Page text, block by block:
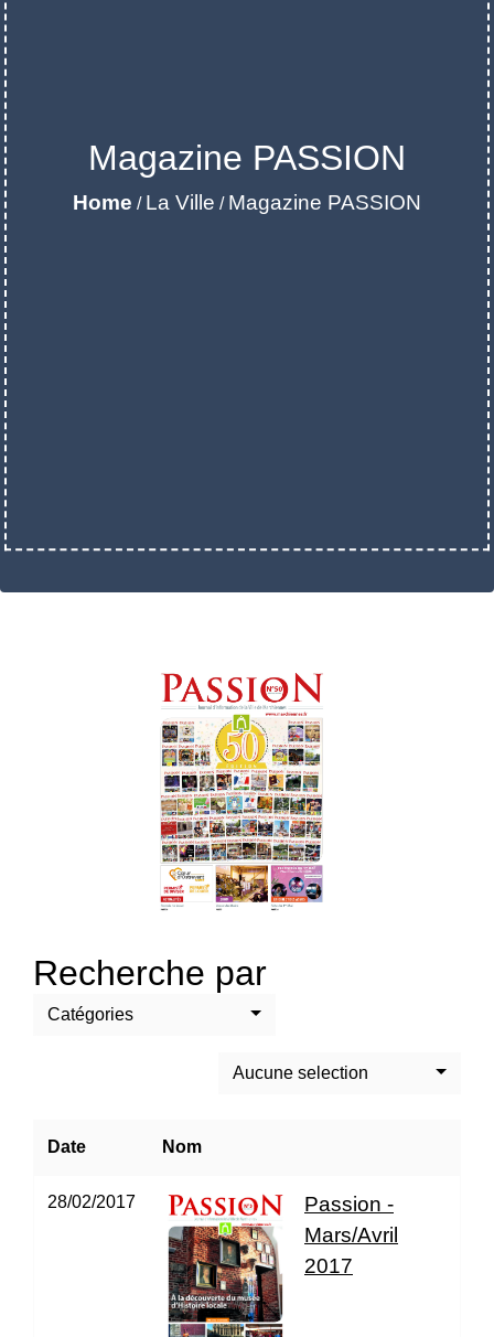
Magazine PASSION
Home / La Ville / Magazine PASSION
Recherche par
Catégories
Aucune selection
Date Nom
28/02/2017
Passion -
Mars/Avril
2017